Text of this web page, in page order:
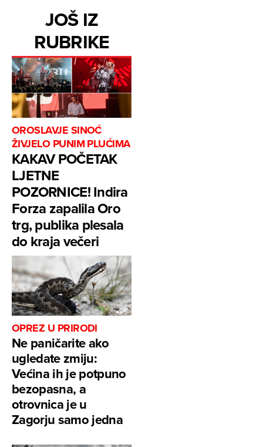
JOŠ IZ
RUBRIKE
OROSLAVJE SINOĆ
ŽIVJELO PUNIM PLUĆIMA
KAKAV POČETAK
LJETNE
POZORNICE! Indira
Forza zapalila Oro
trg, publika plesala
do kraja večeri
OPREZ U PRIRODI
Ne paničarite ako
ugledate zmiju:
Većina ih je potpuno
bezopasna, a
otrovnica je u
Zagorju samo jedna